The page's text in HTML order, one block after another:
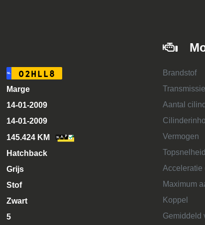
NL 02HLL8
Marge
14-01-2009
14-01-2009
145.424 KM
Hatchback
Grijs
Stof
Zwart
5
Brandstof
Transmissie
Aantal
Vermogen
Topsnelheid
Acceleratie
Maximum
Koppel
Gemiddeld